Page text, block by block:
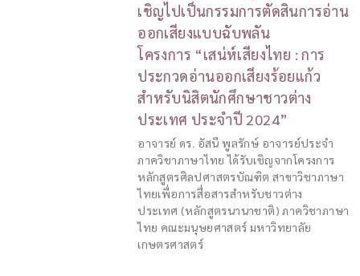
เชิญไปเป็นกรรมการตัดสินการอ่าน
ออกเสียงแบบฉับพลัน
โครงการ “เสน่ห์เสียงไทย : การ
ประกวดอ่านออกเสียงร้อยแก้ว
สำหรับนิสิตนักศึกษาชาวต่าง
ประเทศ ประจำปี 2024”
อาจารย์ ดร. อัสนี พูลรักษ์ อาจารย์ประจำ
ภาควิชาภาษาไทย ได้รับเชิญจากโครงการ
หลักสูตรศิลปศาสตรบัณฑิต สาขาวิชาภาษา
ไทยเพื่อการสื่อสารสำหรับชาวต่าง
ประเทศ (หลักสูตรนานาชาติ) ภาควิชาภาษา
ไทย คณะมนุษยศาสตร์ มหาวิทยาลัย
เกษตรศาสตร์